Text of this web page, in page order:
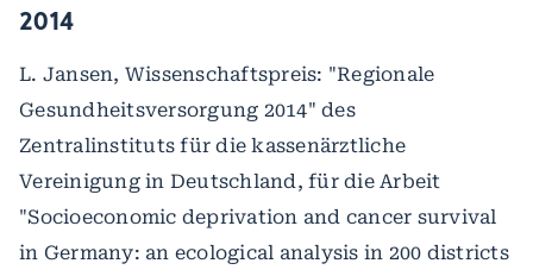
2014
L. Jansen, Wissenschaftspreis: "Regionale
Gesundheitsversorgung 2014" des
Zentralinstituts für die kassenärztliche
Vereinigung in Deutschland, für die Arbeit
"Socioeconomic deprivation and cancer survival
in Germany: an ecological analysis in 200 districts